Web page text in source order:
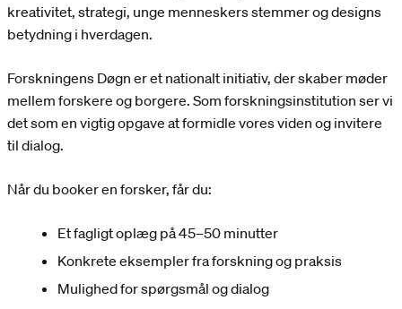
kreativitet, strategi, unge menneskers stemmer og designs
betydning i hverdagen.
Forskningens Døgn er et nationalt initiativ, der skaber møder
mellem forskere og borgere. Som forskningsinstitution ser vi
det som en vigtig opgave at formidle vores viden og invitere
til dialog.
Når du booker en forsker, får du:
Et fagligt oplæg på 45–50 minutter
Konkrete eksempler fra forskning og praksis
Mulighed for spørgsmål og dialog